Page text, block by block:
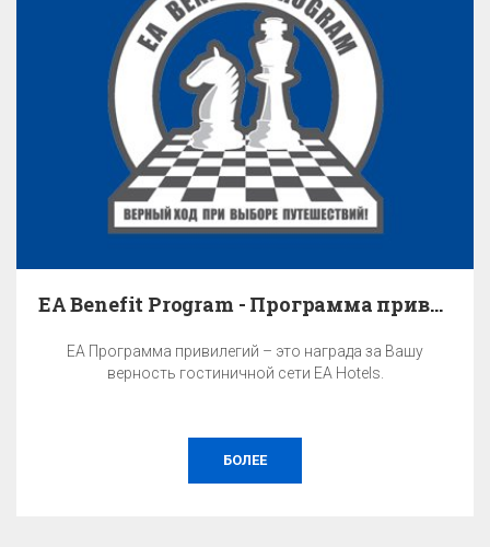
EA Benefit Program - Программа привилегий
EA Программа привилегий – это награда за Вашу
верность гостиничной сети EA Hotels.
БОЛЕЕ